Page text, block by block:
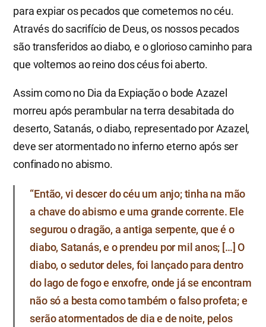
para expiar os pecados que cometemos no céu.
Através do sacrifício de Deus, os nossos pecados
são transferidos ao diabo, e o glorioso caminho para
que voltemos ao reino dos céus foi aberto.
Assim como no Dia da Expiação o bode Azazel
morreu após perambular na terra desabitada do
deserto, Satanás, o diabo, representado por Azazel,
deve ser atormentado no inferno eterno após ser
confinado no abismo.
“Então, vi descer do céu um anjo; tinha na mão
a chave do abismo e uma grande corrente. Ele
segurou o dragão, a antiga serpente, que é o
diabo, Satanás, e o prendeu por mil anos; […] O
diabo, o sedutor deles, foi lançado para dentro
do lago de fogo e enxofre, onde já se encontram
não só a besta como também o falso profeta; e
serão atormentados de dia e de noite, pelos